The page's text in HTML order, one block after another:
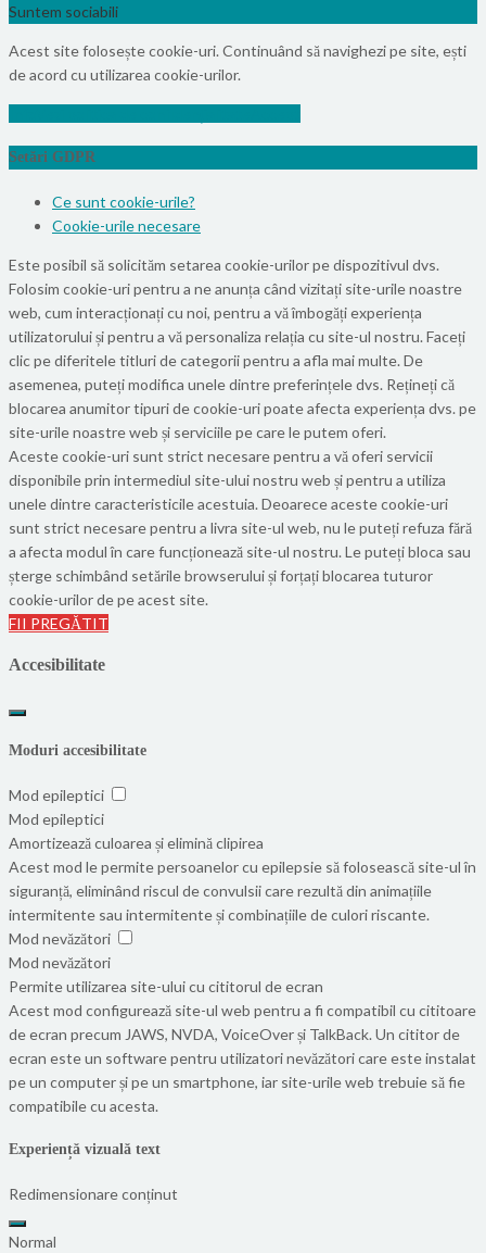
Suntem sociabili
Acest site folosește cookie-uri. Continuând să navighezi pe site, ești
de acord cu utilizarea cookie-urilor.
Setări GDPR
Ce sunt cookie-urile?
Cookie-urile necesare
Este posibil să solicităm setarea cookie-urilor pe dispozitivul dvs.
Folosim cookie-uri pentru a ne anunța când vizitați site-urile noastre
web, cum interacționați cu noi, pentru a vă îmbogăți experiența
utilizatorului și pentru a vă personaliza relația cu site-ul nostru. Faceți
clic pe diferitele titluri de categorii pentru a afla mai multe. De
asemenea, puteți modifica unele dintre preferințele dvs. Rețineți că
blocarea anumitor tipuri de cookie-uri poate afecta experiența dvs. pe
site-urile noastre web și serviciile pe care le putem oferi.
Aceste cookie-uri sunt strict necesare pentru a vă oferi servicii
disponibile prin intermediul site-ului nostru web și pentru a utiliza
unele dintre caracteristicile acestuia. Deoarece aceste cookie-uri
sunt strict necesare pentru a livra site-ul web, nu le puteți refuza fără
a afecta modul în care funcționează site-ul nostru. Le puteți bloca sau
șterge schimbând setările browserului și forțați blocarea tuturor
cookie-urilor de pe acest site.
FII PREGĂTIT
Accesibilitate
Moduri accesibilitate
Mod epileptici
Mod epileptici
Amortizează culoarea și elimină clipirea
Acest mod le permite persoanelor cu epilepsie să folosească site-ul în
siguranță, eliminând riscul de convulsii care rezultă din animațiile
intermitente sau intermitente și combinațiile de culori riscante.
Mod nevăzători
Mod nevăzători
Permite utilizarea site-ului cu cititorul de ecran
Acest mod configurează site-ul web pentru a fi compatibil cu cititoare
de ecran precum JAWS, NVDA, VoiceOver și TalkBack. Un cititor de
ecran este un software pentru utilizatori nevăzători care este instalat
pe un computer și pe un smartphone, iar site-urile web trebuie să fie
compatibile cu acesta.
Experiență vizuală text
Redimensionare conținut
Normal